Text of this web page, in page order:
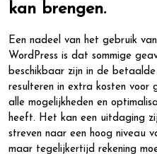
kan brengen.
Een nadeel van het gebruik
WordPress is dat sommige
beschikbaar zijn in de
resulteren in extra kosten voor
alle mogelijkheden en
heeft. Het kan een uitdaging
streven naar een hoog niveau
maar tegelijkertijd rekening